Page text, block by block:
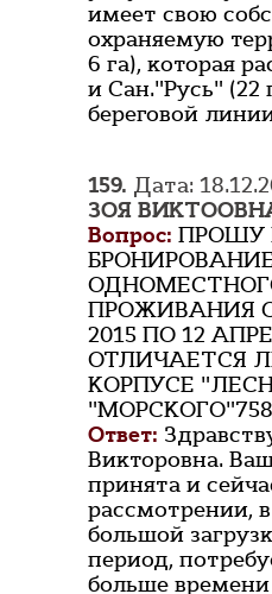
имеет свою
охраняемую
6 га), которая
и Сан."Русь" (22
береговой
159. Дата:
ЗОЯ
Вопрос: ПРОШУ
ПРОЖИВАНИЯ
2015 ПО 12
ОТЛИЧАЕТСЯ
КОРПУСЕ
Ответ:
Викторовна.
принята и
рассмотрении, в
большой
период,
больше